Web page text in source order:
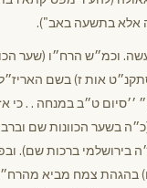
אלא בתשעה באב").
וכמ״ש הרח״ו (שער
אות ז) בשם
׳׳סיום ט״ב במנחה . . כי
בשער הכוונות שם
בירושלמי ברכות שם).
בהגהת צמח מביא